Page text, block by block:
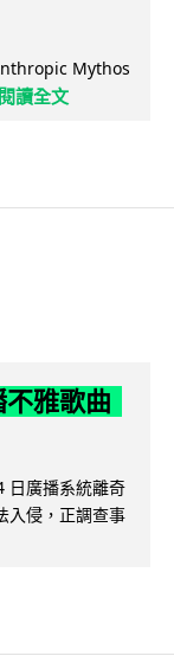
Mythos
閱讀全文
不雅歌曲
日廣播系統離奇
入侵，正調查事